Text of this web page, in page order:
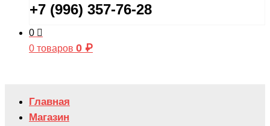
+7 (996) 357-76-28
0
0 товаров 0 ₽
Главная
Магазин